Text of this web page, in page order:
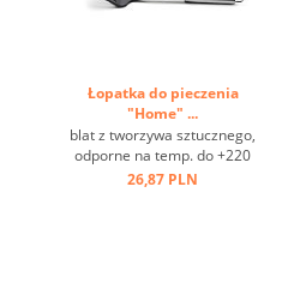
Łopatka do pieczenia
"Home" ...
blat z tworzywa sztucznego,
odporne na temp. do +220
st.C, stal nierdzewna, oczko
26,87 PLN